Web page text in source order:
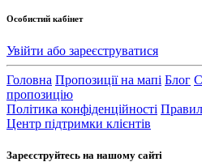
Особистий кабінет
Увійти або зареєструватися
Головна Пропозиції на мапі Блог
пропозицію
Політика конфіденційності
Центр підтримки клієнтів
Зареєструйтесь на нашому сайті